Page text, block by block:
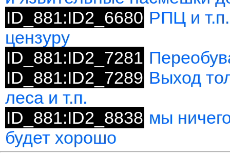
ID_881:ID2_6680 РПЦ и
цензуру
ID_881:ID2_7281
ID_881:ID2_7289 Выход
леса и т.п.
ID_881:ID2_8838 мы
будет хорошо